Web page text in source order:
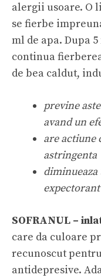
alergii usoare. O
se fierbe
ml de apa. Dupa
continua
de bea caldut,
previne
avand un
are actiune
astringenta
diminueaza
expectorant
SOFRANUL –
care da culoare
recunoscut
antidepresive.